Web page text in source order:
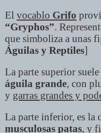
El vocablo Grifo
“Gryphos”.
que simboliza a unas
Águilas y Reptiles]
La parte superior
águila grande, con
y garras grandes y
La parte inferior, es la
musculosas patas, y